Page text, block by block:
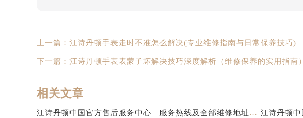
上一篇： 江诗丹顿手表走时不准怎么解决(专业维修指南与日常保养技巧)
下一篇： 江诗丹顿手表表蒙子坏解决技巧深度解析（维修保养的实用指南）
相关文章
江诗丹顿中国官方售后服务中心｜服务热线及全部维修地址权威信息通告（2026年7月最新）